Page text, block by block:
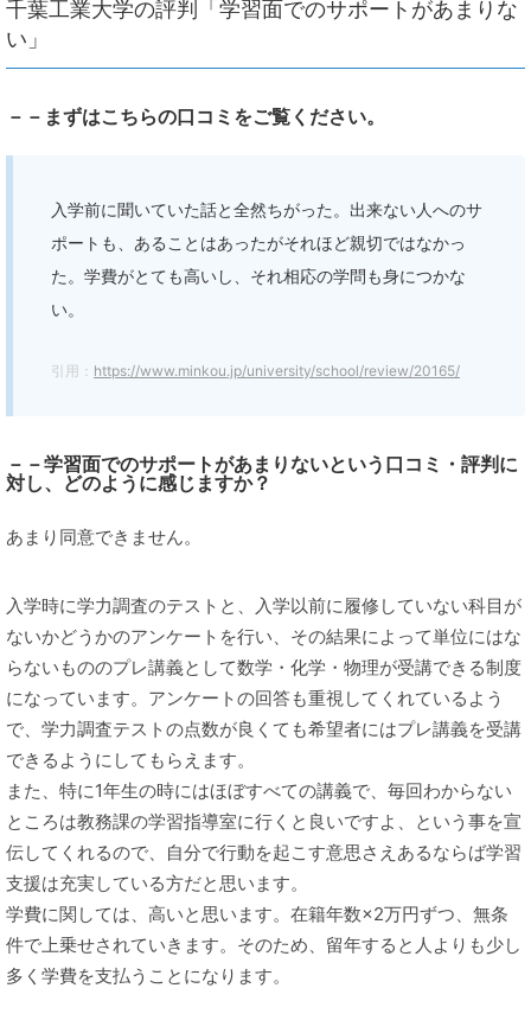
千葉工業大学の評判「学習面でのサポートがあまりな
い」
－－まずはこちらの口コミをご覧ください。
入学前に聞いていた話と全然ちがった。出来ない人へのサ
ポートも、あることはあったがそれほど親切ではなかっ
た。学費がとても高いし、それ相応の学問も身につかな
い。
引用： https://www.minkou.jp/university/school/review/20165/
－－学習面でのサポートがあまりないという口コミ・評判に
対し、どのように感じますか？
あまり同意できません。
入学時に学力調査のテストと、入学以前に履修していない科目が
ないかどうかのアンケートを行い、その結果によって単位にはな
らないもののプレ講義として数学・化学・物理が受講できる制度
になっています。アンケートの回答も重視してくれているよう
で、学力調査テストの点数が良くても希望者にはプレ講義を受講
できるようにしてもらえます。
また、特に1年生の時にはほぼすべての講義で、毎回わからない
ところは教務課の学習指導室に行くと良いですよ、という事を宣
伝してくれるので、自分で行動を起こす意思さえあるならば学習
支援は充実している方だと思います。
学費に関しては、高いと思います。在籍年数×2万円ずつ、無条
件で上乗せされていきます。そのため、留年すると人よりも少し
多く学費を支払うことになります。